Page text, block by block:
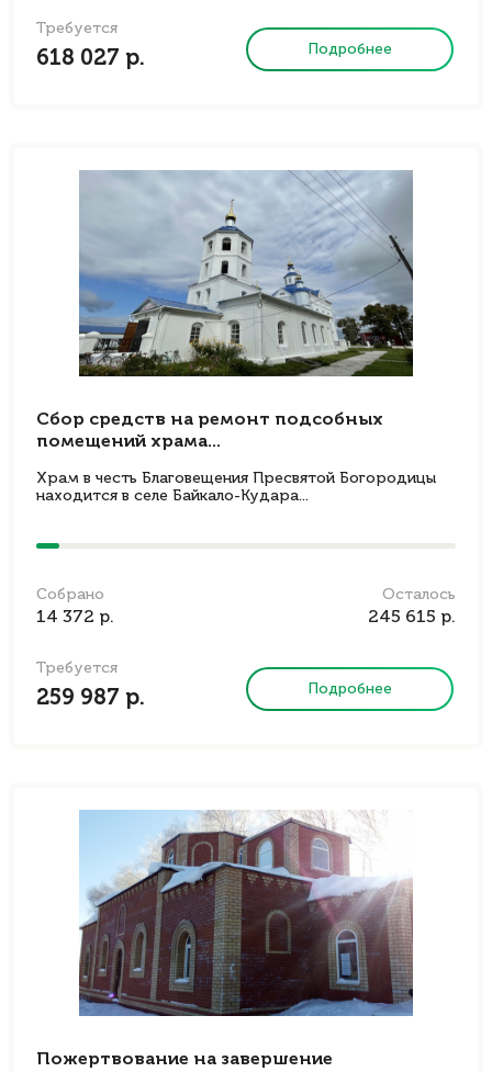
Требуется
618 027 р. Подробнее
Сбор средств на ремонт подсобных
помещений храма...
Храм в честь Благовещения Пресвятой Богородицы
находится в селе Байкало-Кудара...
Собрано
14 372 р.
Осталось
245 615 р.
Требуется
259 987 р. Подробнее
Пожертвование на завершение